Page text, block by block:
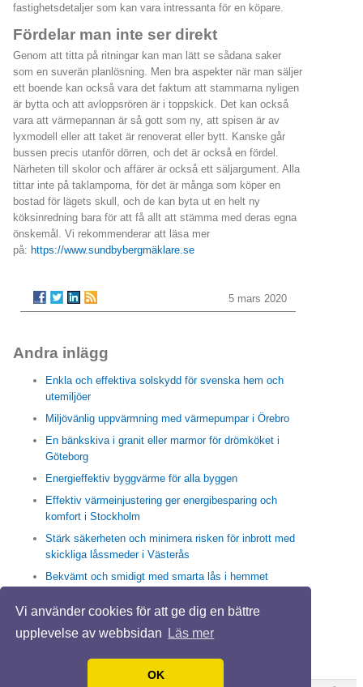
Vi använder cookies för att ge dig en bättre
upplevelse av webbsidan
Läs mer
OK
fastighetsdetaljer som kan vara intressanta för en köpare.
Fördelar man inte ser direkt
Genom att titta på ritningar kan man lätt se sådana saker
som en suverän planlösning. Men bra aspekter när man säljer
ett boende kan också vara det faktum att stammarna nyligen
är bytta och att avloppsrören är i toppskick. Det kan också
vara att värmepannan är så gott som ny, att spisen är av
lyxmodell eller att taket är renoverat eller bytt. Kanske går
bussen precis utanför dörren, och det är också en fördel.
Närheten till skolor och affärer är också ett säljargument. Alla
tittar inte på taklamporna, för det är många som köper en
bostad för lägets skull, och de kan byta ut en helt ny
köksinredning bara för att få allt att stämma med deras egna
önskemål. Vi rekommenderar att läsa mer
på: https://www.sundbybergmäklare.se
5 mars 2020
Andra inlägg
Enkla och effektiva solskydd för svenska hem och
utemiljöer
Miljövänlig uppvärmning med värmepumpar i Örebro
En bänkskiva i granit eller marmor för drömköket i
Göteborg
Energieffektiv byggvärme för alla byggen
Effektiv värmeinjustering ger energibesparing och
komfort i Stockholm
Stärk säkerheten och minimera risken för inbrott med
skickliga låssmeder i Västerås
Bekvämt och smidigt med smarta lås i hemmet
Stockholm för friska rör och rent avlopp
Trappstädning i Stockholm skapar en trivsam vardag
IMD ger hållbara energilösning för en BRF